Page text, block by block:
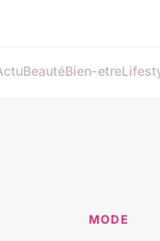
BeautéBien-etre
MODE